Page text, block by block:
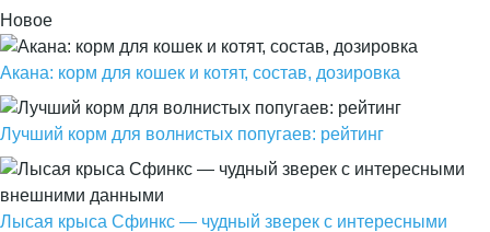
Новое
Акана: корм для кошек и котят, состав, дозировка
Лучший корм для волнистых попугаев: рейтинг
Лысая крыса Сфинкс — чудный зверек с интересными